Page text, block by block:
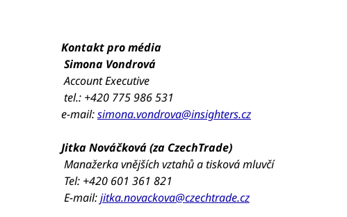
Kontakt pro média
Simona Vondrová
Account Executive
tel.: +420 775 986 531
e-mail:simona.vondrova@insighters.cz
Jitka Nováčková (za CzechTrade)
Manažerka vnějších vztahů a tisková mluvčí
Tel: +420 601 361 821
E-mail:jitka.novackova@czechtrade.cz